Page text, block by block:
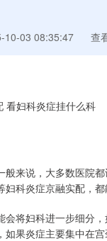
10-03 08:35:47 查
来说，大多数医院
科炎症京融实配，都
将妇科进一步细分
果炎症主要集中在